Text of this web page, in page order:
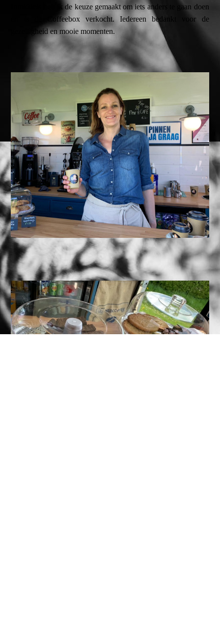
Inmiddels heb ik de keuze gemaakt om iets anders te gaan doen
en is de Coffeebox verkocht. Iedereen bedankt voor de
gezelligheid en mooie momenten.